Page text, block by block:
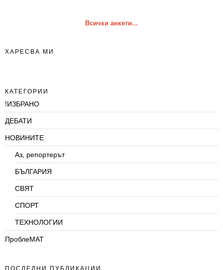
Всички анкети...
ХАРЕСВА МИ
КАТЕГОРИИ
!ИЗБРАНО
ДЕБАТИ
НОВИНИТЕ
Аз, репортерът
БЪЛГАРИЯ
СВЯТ
СПОРТ
ТЕХНОЛОГИИ
ПроблеМАТ
ПОСЛЕДНИ ПУБЛИКАЦИИ